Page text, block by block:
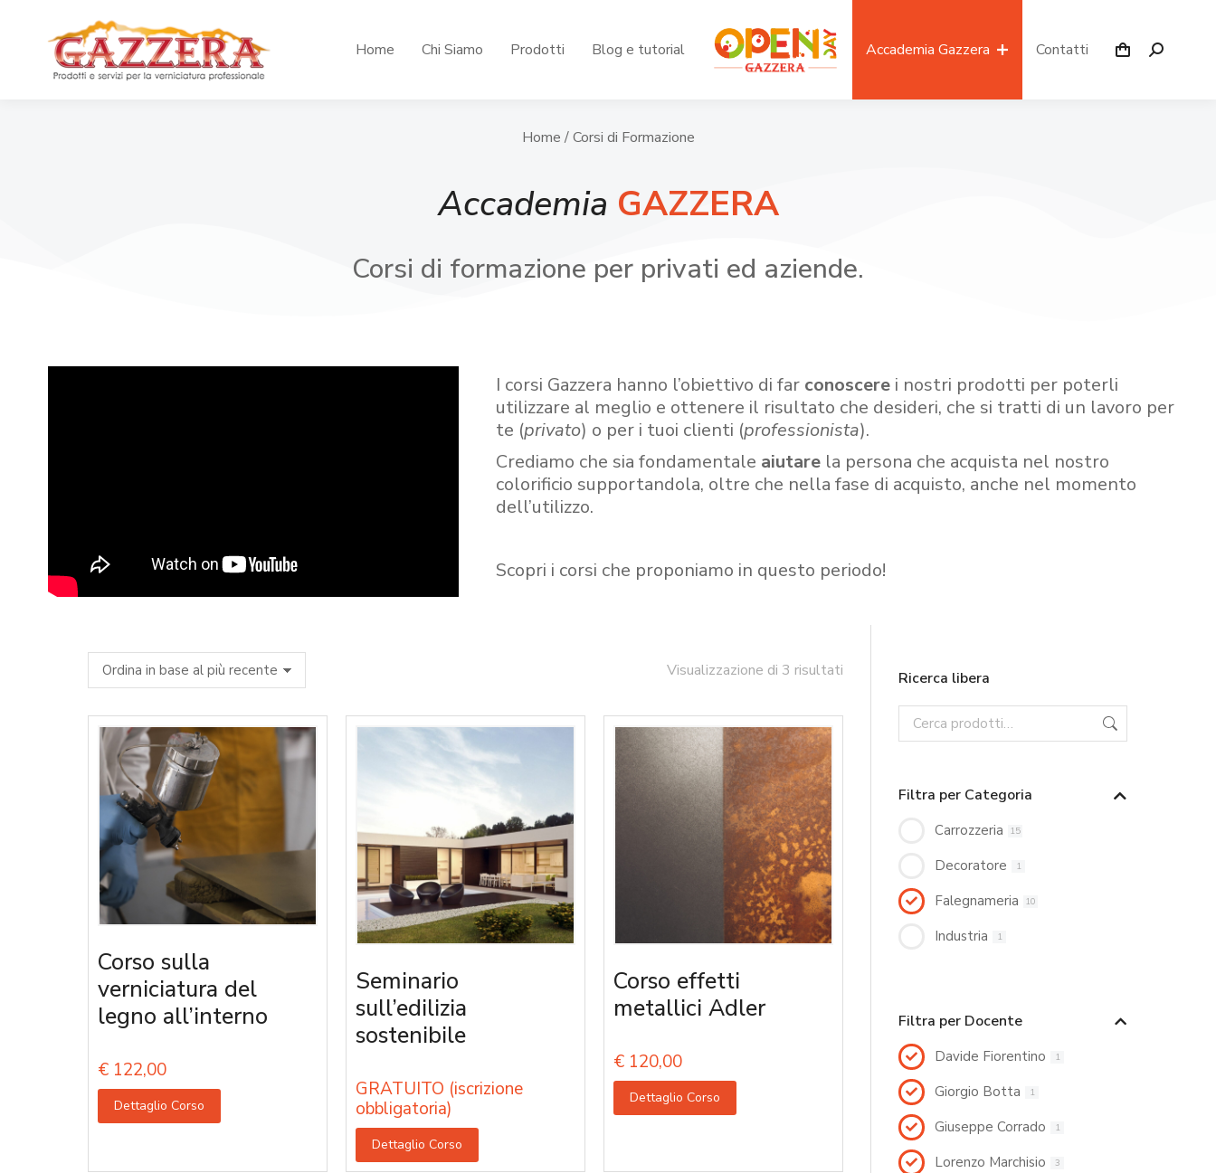
Home Chi Siamo Prodotti Blog e tutorial Accademia Gazzera Contatti
Home / Corsi di Formazione
Accademia GAZZERA
Corsi di formazione per privati ed aziende.
I corsi Gazzera hanno l’obiettivo di far conoscerei nostri prodotti per poterli
utilizzare al meglio e ottenere il risultato che desideri, che si tratti di un lavoro per
te (privato) o per i tuoi clienti (professionista).
Crediamo che sia fondamentale aiutare la persona che acquista nel nostro
colorificio supportandola, oltre che nella fase di acquisto, anche nel momento
dell’utilizzo.
Scopri i corsi che proponiamo in questo periodo!
Visualizzazione di 3 risultati
Corso sulla
verniciatura del
legno all’interno
€ 122,00
Dettaglio Corso
Seminario
sull’edilizia
sostenibile
GRATUITO (iscrizione
obbligatoria)
Dettaglio Corso
Corso effetti
metallici Adler
€ 120,00
Dettaglio Corso
Ricerca libera
Filtra per Categoria
Carrozzeria 15
Decoratore 1
Falegnameria 10
Industria 1
Filtra per Docente
Davide Fiorentino 1
Giorgio Botta 1
Giuseppe Corrado 1
Lorenzo Marchisio 3